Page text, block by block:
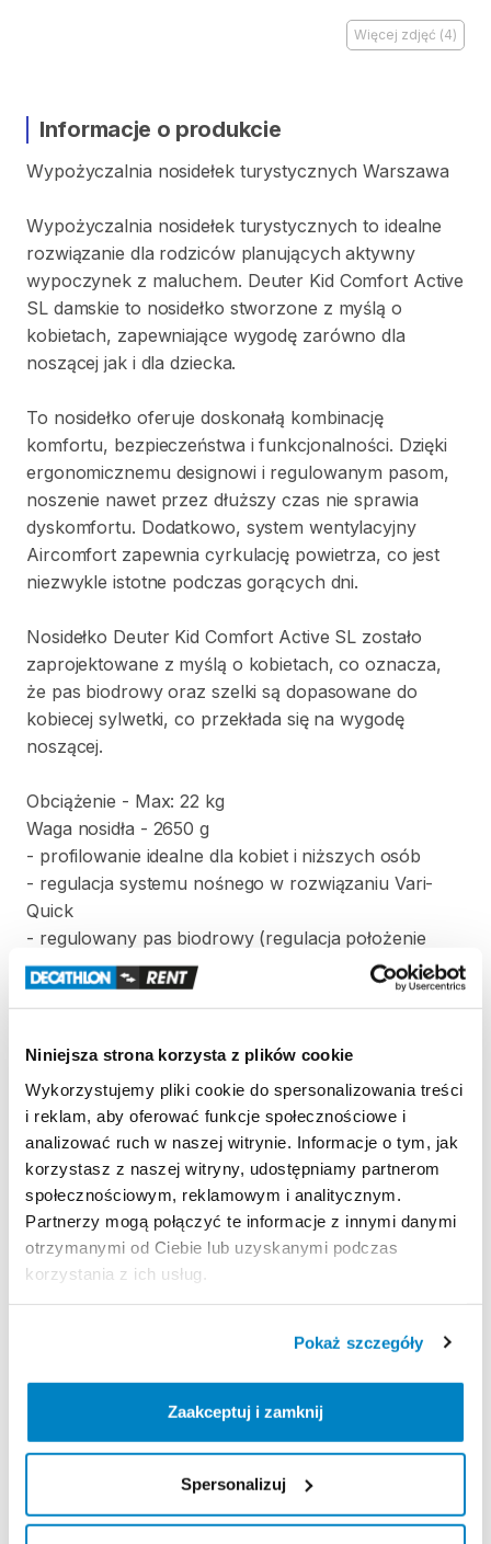
Niniejsza strona korzysta z plików cookie
Wykorzystujemy pliki cookie do spersonalizowania treści
i reklam, aby oferować funkcje społecznościowe i
analizować ruch w naszej witrynie. Informacje o tym, jak
korzystasz z naszej witryny, udostępniamy partnerom
społecznościowym, reklamowym i analitycznym.
Partnerzy mogą połączyć te informacje z innymi danymi
otrzymanymi od Ciebie lub uzyskanymi podczas
korzystania z ich usług.
Pokaż szczegóły
Zaakceptuj i zamknij
Spersonalizuj
Więcej zdjęć (4)
Informacje o produkcie
Wypożyczalnia nosidełek turystycznych Warszawa
Wypożyczalnia nosidełek turystycznych to idealne
rozwiązanie dla rodziców planujących aktywny
wypoczynek z maluchem. Deuter Kid Comfort Active
SL damskie to nosidełko stworzone z myślą o
kobietach​​,​ zapewniające wygodę zarówno dla
noszącej jak i dla dziecka.
To nosidełko oferuje doskonałą kombinację
komfortu​​,​ bezpieczeństwa i funkcjonalności. Dzięki
ergonomicznemu designowi i regulowanym pasom​​,​
noszenie nawet przez dłuższy czas nie sprawia
dyskomfortu. Dodatkowo​​,​ system wentylacyjny
Aircomfort zapewnia cyrkulację powietrza​​,​ co jest
niezwykle istotne podczas gorących dni.
Nosidełko Deuter Kid Comfort Active SL zostało
zaprojektowane z myślą o kobietach​​,​ co oznacza​​,​
że pas biodrowy oraz szelki są dopasowane do
kobiecej sylwetki​​,​ co przekłada się na wygodę
noszącej.
Obciążenie - Max: 22 kg
Waga nosidła - 2650 g
- profilowanie idealne dla kobiet i niższych osób
- regulacja systemu nośnego w rozwiązaniu Vari-
Quick
- regulowany pas biodrowy (regulacja położenie
PullForward)
- paski kompresji dopasowujące
- regulacja siedziska dla dziecka
- wentylowane panele mesh w na bokach siedziska
aluminiowa
-
podpórka do stabilnego
postawienia
siedziska
Zasady wypożyczenia
REGULAMIN
Ten sprzęt sportowy wypożyczany jest przez
wypożyczalnię partnerską. Zapoznaj się z jej
regulaminem wypożyczeń.
Regulamin wypożyczalni
KAUCJA